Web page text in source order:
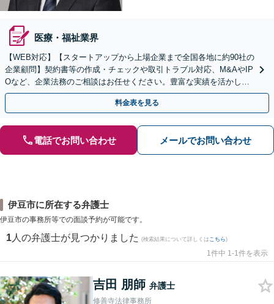
医療・福祉業界
【WEB対応】【スタートアップから上場企業まで全国各地に約90社の
企業顧問】契約書等の作成・チェックや取引トラブル対応、M&AやIP
Oなど、企業法務のご相談はお任せください。豊富な実績を活かし的
確に対応を進めてまいります。
料金表を見る
電話でお問い合わせ メールでお問い合わせ
伊豆市に所在する弁護士
伊豆市の事務所等での面談予約が可能です。
1 人の弁護士が見つかりました (検索結果について詳しくは こちら)
1件中 1-1件を表示
吉田 朋師 弁護士
修善寺法律事務所